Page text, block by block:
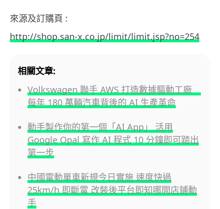
來源及訂購頁 :
http://shop.san-x.co.jp/limit/limit.jsp?no=254
相關文章:
Volkswagen 聯手 AWS 打造數據驅動工廠
每年 180 萬輛汽車背後的 AI 生產革命
動手製作你的第一個「AI App」 活用
Google Opal 寫作 AI 程式 10 分鐘即可踏出
第一步
中國電動單車新規今日實施 速度快過
25km/h 即斷電 改裝後平台即知哪間店鋪動
手